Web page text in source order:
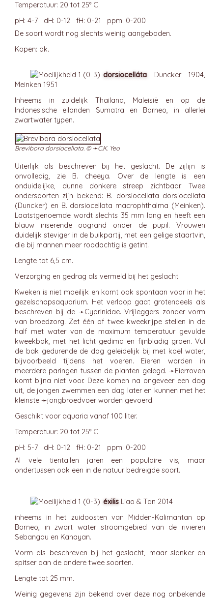
Temperatuur: 20 tot 25° C
pH: 4-7 dH: 0-12 fH: 0-21 ppm: 0-200
De soort wordt nog slechts weinig aangeboden.
Kopen: ok.
dorsiocelláta Duncker 1904,
Meinken 1951
Inheems in zuidelijk Thailand, Maleisië en op de
Indonesische eilanden Sumatra en Borneo, in allerlei
zwartwater typen.
Brevibora dorsiocellata. © ➛C.K. Yeo
Uiterlijk als beschreven bij het geslacht. De zijlijn is
onvolledig, zie B. cheeya. Over de lengte is een
onduidelijke, dunne donkere streep zichtbaar. Twee
ondersoorten zijn bekend: B. dorsiocellata dorsiocellata
(Duncker) en B. dorsiocellata macrophthalma (Meinken).
Laatstgenoemde wordt slechts 35 mm lang en heeft een
blauw iriserende oogrand onder de pupil. Vrouwen
duidelijk steviger in de buikpartij, met een gelige staartvin,
die bij mannen meer roodachtig is getint.
Lengte tot 6,5 cm.
Verzorging en gedrag als vermeld bij het geslacht.
Kweken is niet moeilijk en komt ook spontaan voor in het
gezelschapsaquarium. Het verloop gaat grotendeels als
beschreven bij de ➛Cyprinidae. Vrijleggers zonder vorm
van broedzorg. Zet één of twee kweekrijpe stellen in de
half met water van de maximum temperatuur gevulde
kweekbak, met het licht gedimd en fijnbladig groen. Vul
de bak gedurende de dag geleidelijk bij met koel water,
bijvoorbeeld tijdens het voeren. Eieren worden in
meerdere paringen tussen de planten gelegd. ➛Eierroven
komt bijna niet voor. Deze komen na ongeveer een dag
uit, de jongen zwemmen een dag later en kunnen met het
kleinste ➛jongbroedvoerworden gevoerd.
Geschikt voor aquaria vanaf 100 liter.
Temperatuur: 20 tot 25° C
pH: 5-7 dH: 0-12 fH: 0-21 ppm: 0-200
Al vele tientallen jaren een populaire vis, maar
ondertussen ook een in de natuur bedreigde soort.
éxilis Liao & Tan 2014
inheems in het zuidoosten van Midden-Kalimantan op
Borneo, in zwart water stroomgebied van de rivieren
Sebangau en Kahayan.
Vorm als beschreven bij het geslacht, maar slanker en
spitser dan de andere twee soorten.
Lengte tot 25 mm.
Weinig gegevens zijn bekend over deze nog onbekende